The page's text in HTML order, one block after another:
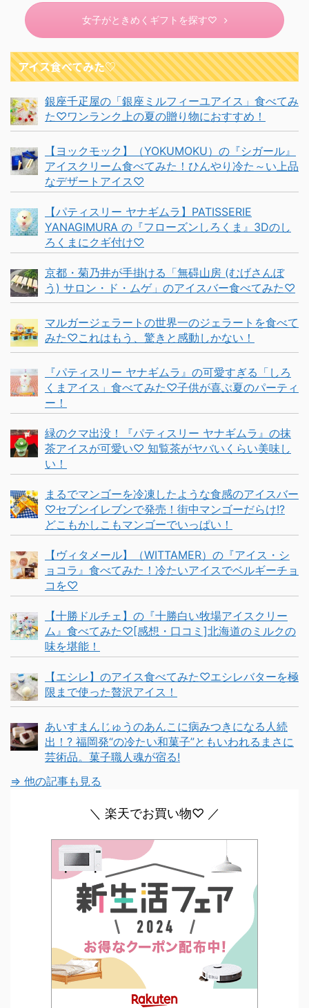
女子がときめくギフトを探す♡
アイス食べてみた♡
銀座千疋屋の「銀座ミルフィーユアイス」食べてみ
た♡ワンランク上の夏の贈り物におすすめ！
【ヨックモック】（YOKUMOKU）の『シガール』
アイスクリーム食べてみた！ひんやり冷た～い上品
なデザートアイス♡
【パティスリー ヤナギムラ】PATISSERIE
YANAGIMURA の『フローズンしろくま』3Dのし
ろくまにクギ付け♡
京都・菊乃井が手掛ける「無碍山房 (むげさんぼ
う) サロン・ド・ムゲ」のアイスバー食べてみた♡
マルガージェラートの世界一のジェラートを食べて
みた♡これはもう、驚きと感動しかない！
『パティスリー ヤナギムラ』の可愛すぎる「しろ
くまアイス」食べてみた♡子供が喜ぶ夏のパーティ
ー！
緑のクマ出没！『パティスリー ヤナギムラ』の抹
茶アイスが可愛い♡ 知覧茶がヤバいくらい美味し
い！
まるでマンゴーを冷凍したような食感のアイスバー
♡セブンイレブンで発売！街中マンゴーだらけ!?
どこもかしこもマンゴーでいっぱい！
【ヴィタメール】（WITTAMER）の『アイス・シ
ョコラ』食べてみた！冷たいアイスでベルギーチョ
コを♡
【十勝ドルチェ】の『十勝白い牧場アイスクリー
ム』食べてみた♡[感想・口コミ]北海道のミルクの
味を堪能！
【エシレ】のアイス食べてみた♡エシレバターを極
限まで使った贅沢アイス！
あいすまんじゅうのあんこに病みつきになる人続
出！? 福岡発“の冷たい和菓子”ともいわれるまさに
芸術品。菓子職人魂が宿る!
⇒ 他の記事も見る
＼ 楽天でお買い物♡ ／